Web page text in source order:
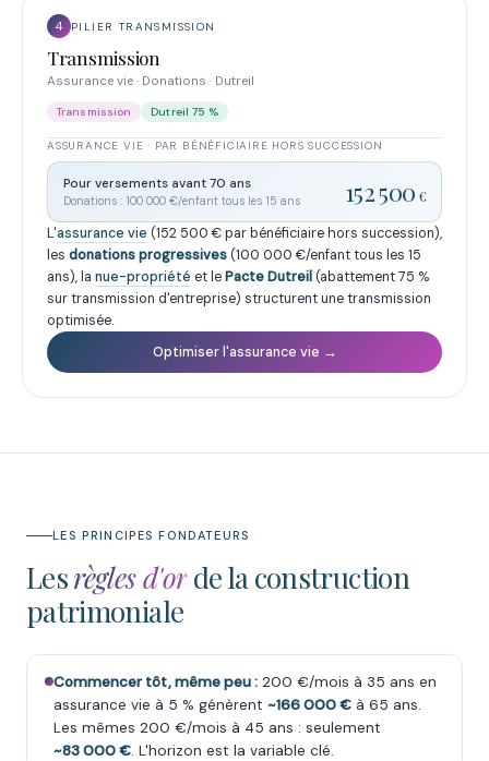
4 PILIER TRANSMISSION
Transmission
Assurance vie · Donations · Dutreil
Transmission Dutreil 75 %
ASSURANCE VIE · PAR BÉNÉFICIAIRE HORS SUCCESSION
Pour versements avant 70 ans
Donations : 100 000 €/enfant tous les 15 ans 152 500 €
L'assurance vie (152 500 € par bénéficiaire hors succession),
les donations progressives(100 000 €/enfant tous les 15
ans), la nue-propriété et lePacte Dutreil (abattement 75 %
sur transmission d'entreprise) structurent une transmission
optimisée.
Optimiser l'assurance vie →
LES PRINCIPES FONDATEURS
Lesrègles d'or de la construction
patrimoniale
Commencer tôt, même peu : 200 €/mois à 35 ans en
assurance vie à 5 % génèrent ~166 000 € à 65 ans.
Les mêmes 200 €/mois à 45 ans : seulement
~83 000 €. L'horizon est la variable clé.